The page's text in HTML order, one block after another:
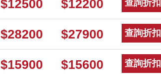
$12500 $12200 查詢折扣
$28200 $27900 查詢折扣
$15900 $15600 查詢折扣